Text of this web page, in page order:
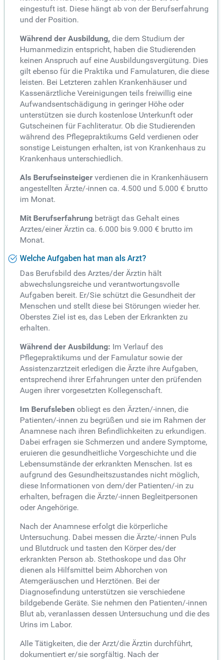
eingestuft ist. Diese hängt ab von der Berufserfahrung
und der Position.
Während der Ausbildung, die dem Studium der
Humanmedizin entspricht, haben die Studierenden
keinen Anspruch auf eine Ausbildungsvergütung. Dies
gilt ebenso für die Praktika und Famulaturen, die diese
leisten. Bei Letzteren zahlen Krankenhäuser und
Kassenärztliche Vereinigungen teils freiwillig eine
Aufwandsentschädigung in geringer Höhe oder
unterstützen sie durch kostenlose Unterkunft oder
Gutscheinen für Fachliteratur. Ob die Studierenden
während des Pflegepraktikums Geld verdienen oder
sonstige Leistungen erhalten, ist von Krankenhaus zu
Krankenhaus unterschiedlich.
Als Berufseinsteiger verdienen die in Krankenhäusern
angestellten Ärzte/-innen ca. 4.500 und 5.000 € brutto
im Monat.
Mit Berufserfahrung beträgt das Gehalt eines
Arztes/einer Ärztin ca. 6.000 bis 9.000 € brutto im
Monat.
Welche Aufgaben hat man als Arzt?
Das Berufsbild des Arztes/der Ärztin hält
abwechslungsreiche und verantwortungsvolle
Aufgaben bereit. Er/Sie schützt die Gesundheit der
Menschen und stellt diese bei Störungen wieder her.
Oberstes Ziel ist es, das Leben der Erkrankten zu
erhalten.
Während der Ausbildung: Im Verlauf des
Pflegepraktikums und der Famulatur sowie der
Assistenzarztzeit erledigen die Ärzte ihre Aufgaben,
entsprechend ihrer Erfahrungen unter den prüfenden
Augen ihrer vorgesetzten Kollegenschaft.
Im Berufsleben obliegt es den Ärzten/-innen, die
Patienten/-innen zu begrüßen und sie im Rahmen der
Anamnese nach ihren Befindlichkeiten zu erkundigen.
Dabei erfragen sie Schmerzen und andere Symptome,
eruieren die gesundheitliche Vorgeschichte und die
Lebensumstände der erkrankten Menschen. Ist es
aufgrund des Gesundheitszustandes nicht möglich,
diese Informationen von dem/der Patienten/-in zu
erhalten, befragen die Ärzte/-innen Begleitpersonen
oder Angehörige.
Nach der Anamnese erfolgt die körperliche
Untersuchung. Dabei messen die Ärzte/-innen Puls
und Blutdruck und tasten den Körper des/der
erkrankten Person ab. Stethoskope und das Ohr
dienen als Hilfsmittel beim Abhorchen von
Atemgeräuschen und Herztönen. Bei der
Diagnosefindung unterstützen sie verschiedene
bildgebende Geräte. Sie nehmen den Patienten/-innen
Blut ab, veranlassen dessen Untersuchung und die des
Urins im Labor.
Alle Tätigkeiten, die der Arzt/die Ärztin durchführt,
dokumentiert er/sie sorgfältig. Nach der